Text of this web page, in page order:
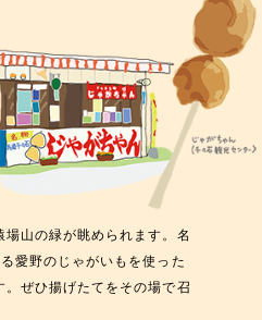
山の緑が眺められます。名
愛野のじゃがいもを使った
ぜひ揚げたてをその場で召